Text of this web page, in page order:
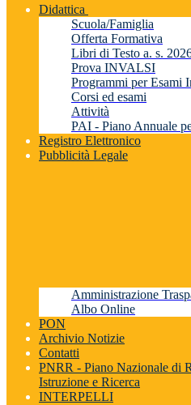
Didattica
Scuola/Famiglia
Offerta Formativa
Libri di Testo a. s.
Prova INVALSI
Programmi per Esami
Corsi ed esami
Attività
PAI - Piano Annuale
Registro Elettronico
Pubblicità Legale
Amministrazione
Albo Online
PON
Archivio Notizie
Contatti
PNRR - Piano Nazionale di
Istruzione e Ricerca
INTERPELLI